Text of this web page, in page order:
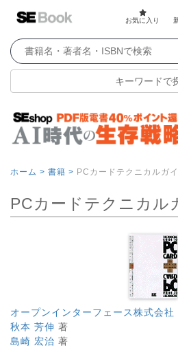
お気に入り
キーワードで
ホーム > 書籍 > PCカードテクニカルガ
PCカードテクニカル
オープンインターフェース株式会社
秋本 芳伸 著
島崎 宏治 著